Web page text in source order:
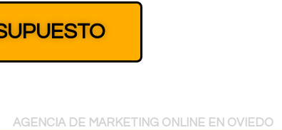
AGENCIA DE MARKETING ONLINE EN OVIEDO